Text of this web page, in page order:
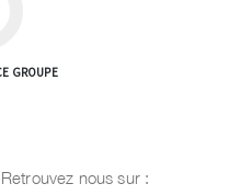
GROUPE
Retrouvez nous sur :